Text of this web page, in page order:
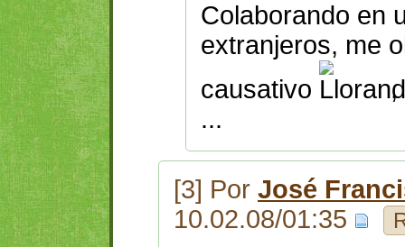
Colaborando en
extranjeros, me
causativo
,
...
[3] Por José
10.02.08/01:35